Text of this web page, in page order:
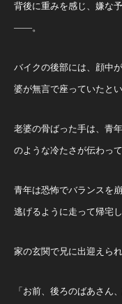
背後に重みを感じ、嫌な
――。
バイクの後部には、顔中
婆が無言で座っていたとい
老婆の骨ばった手は、青
のような冷たさが伝わって
青年は恐怖でバランスを
逃げるように走って帰宅し
家の玄関で兄に出迎えら
「お前、後ろのばあさん